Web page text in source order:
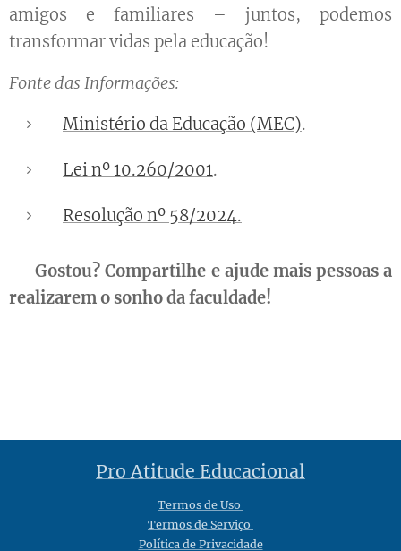
amigos e familiares – juntos, podemos
transformar vidas pela educação! 💙
Fonte das Informações:
Ministério da Educação (MEC).
Lei nº 10.260/2001.
Resolução nº 58/2024.
🔍Gostou? Compartilhe e ajude mais pessoas a
realizarem o sonho da faculdade!
Pro Atitude Educacional
Termos de Uso
Termos de Serviço
Política de Privacidade